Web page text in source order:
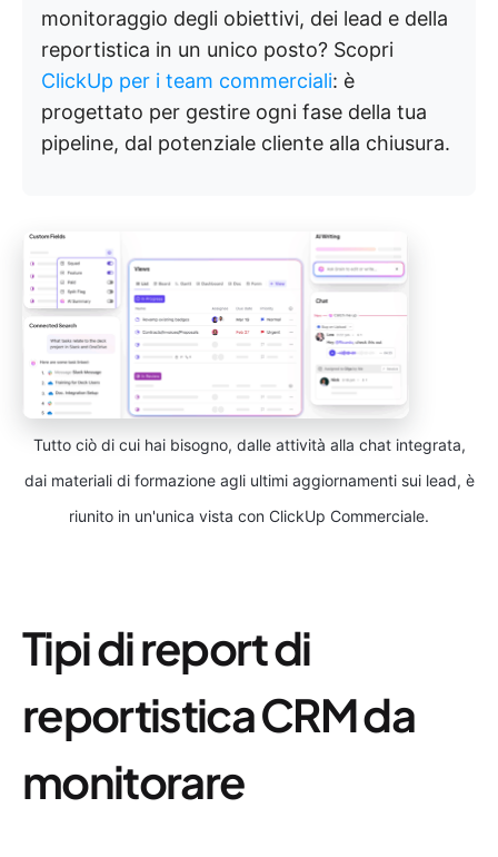
monitoraggio degli obiettivi, dei lead e della
reportistica in un unico posto? Scopri
ClickUp per i team commerciali: è
progettato per gestire ogni fase della tua
pipeline, dal potenziale cliente alla chiusura.
Tutto ciò di cui hai bisogno, dalle attività alla chat integrata,
dai materiali di formazione agli ultimi aggiornamenti sui lead, è
riunito in un'unica vista con ClickUp Commerciale.
Tipi di report di
reportistica CRM da
monitorare